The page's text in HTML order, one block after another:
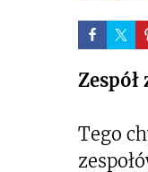
Tego